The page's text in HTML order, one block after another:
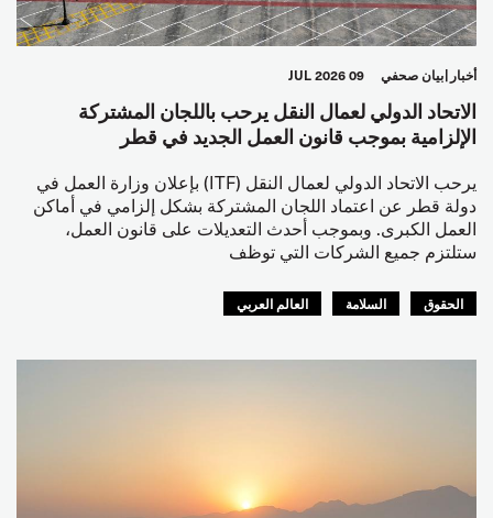
أخبار بيان صحفي 09 JUL 2026
الاتحاد الدولي لعمال النقل يرحب باللجان المشتركة
الإلزامية بموجب قانون العمل الجديد في قطر
يرحب الاتحاد الدولي لعمال النقل (ITF) بإعلان وزارة العمل في
دولة قطر عن اعتماد اللجان المشتركة بشكل إلزامي في أماكن
العمل الكبرى. وبموجب أحدث التعديلات على قانون العمل،
ستلتزم جميع الشركات التي توظف
الحقوق السلامة العالم العربي